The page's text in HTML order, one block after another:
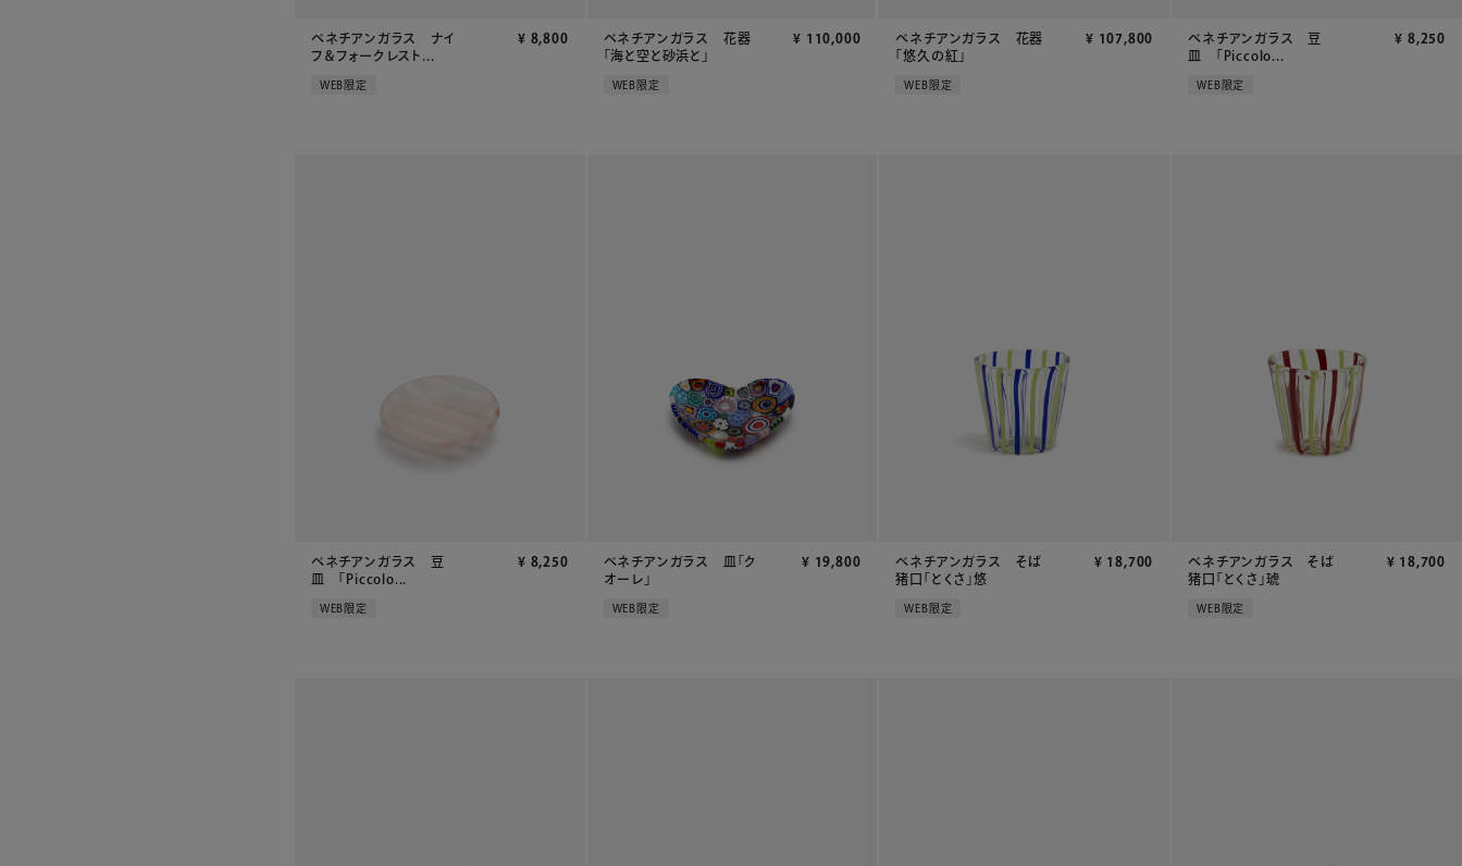
ベネチアンガラス ナイ
フ＆フォークレスト...
¥ 8,800
WEB限定
ベネチアンガラス 花器
「海と空と砂浜と」
¥ 110,000
WEB限定
ベネチアンガラス 花器
「悠久の紅」
¥ 107,800
WEB限定
ベネチアンガラス 豆
皿 「Piccolo...
¥ 8,250
WEB限定
ベネチアンガラス 豆
皿 「Piccolo...
¥ 8,250
WEB限定
ベネチアンガラス 皿「ク
オーレ」
¥ 19,800
WEB限定
ベネチアンガラス そば
猪口「とくさ」悠
¥ 18,700
WEB限定
ベネチアンガラス そば
猪口「とくさ」琥
¥ 18,700
WEB限定